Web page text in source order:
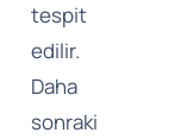
tespit
edilir.
Daha
sonraki